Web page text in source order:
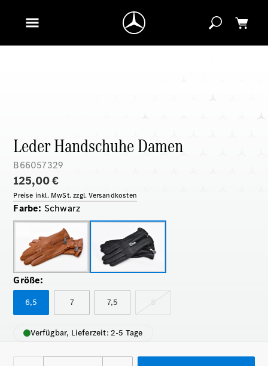
Leder Handschuhe Damen
B66057329
125,00 €
Preise inkl. MwSt. zzgl. Versandkosten
Farbe: Schwarz
Größe:
6,5 7 7,5 8
Verfügbar, Lieferzeit: 2-5 Tage